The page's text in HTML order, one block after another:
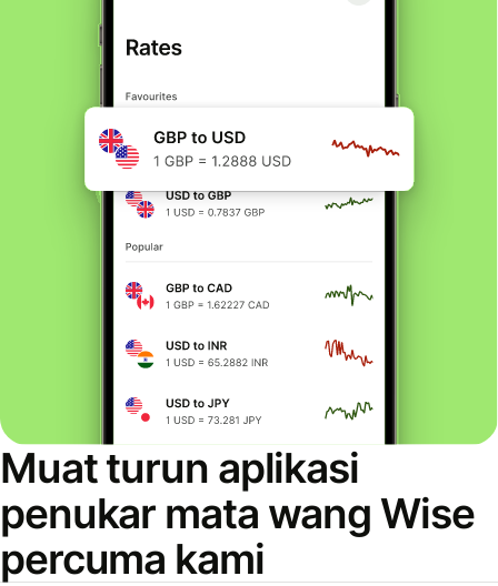
Muat turun aplikasi
penukar mata wang Wise
percuma kami